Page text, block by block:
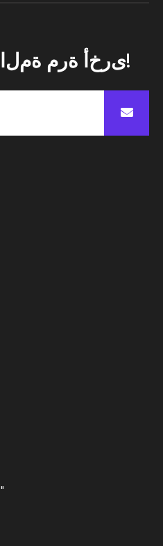
لمة م رة أ خ رى!
"الترويج والهدايا المؤسسية "